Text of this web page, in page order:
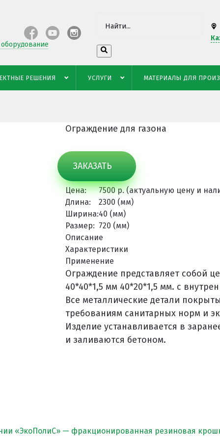
РЕШЕНИЯ УСЛУГИ МАТЕРИАЛЫ ДЛЯ
Ограждение для газона
ЗАКАЗАТЬ
Цена:
7500 р. (актуальную цену и
Длина:
2300 (мм)
Ширина:40 (мм)
Размер: 720 (мм)
Описание
Характеристики
Применение
Ограждение представляет собой
40*40*1,5 мм 40*20*1,5 мм. с
Все металлические детали
требованиям санитарных норм и
Изделие устанавливается в
и заливаются бетоном.
«ЭкоПолиС» — фракционированная резиновая